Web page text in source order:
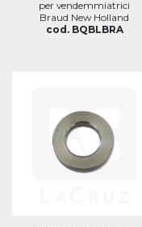
per vendemmiatrici
Braud New Holland
cod. BQBLBRA